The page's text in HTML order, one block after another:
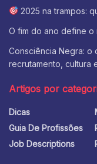
2025 na trampos:
O fim do ano define o
Consciência Negra: o
recrutamento, cultura
Artigos por
Dicas
Guia De Profissões
Job Descriptions